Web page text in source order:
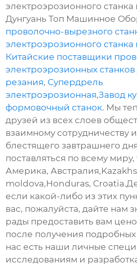
электроэрозионного
Дунгуань Топ Машинное
проволочно-вырезного
электроэрозионного станка
Китайские поставщики
электроэрозионных станков
резания, Супердрель
электроэрозионная,Завод
формовочный станок. Мы
друзей из всех слоев
взаимному сотрудничеству
блестящего завтрашнего
поставляться по всему
Америка,
moldova,Honduras,
если какой-либо из этих
вас, пожалуйста, дайте нам
рады предоставить вам
после получения
нас есть наши личные
исследованиям и